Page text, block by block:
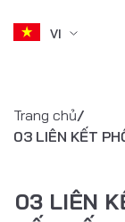
content
VI
Trang chủ/
03 LIÊN KẾT
03 LIÊN